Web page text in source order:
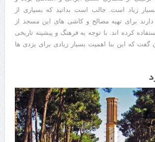
زیاد است. جالب است بدانید که بسیاری از
دارند برای تهیه مصالح و کاشی های این مسجد از
کرده اند. با توجه به فرهنگ و پیشینه تاریخی
که این بنا اهمیت بسیار زیادی برای یزدی ها